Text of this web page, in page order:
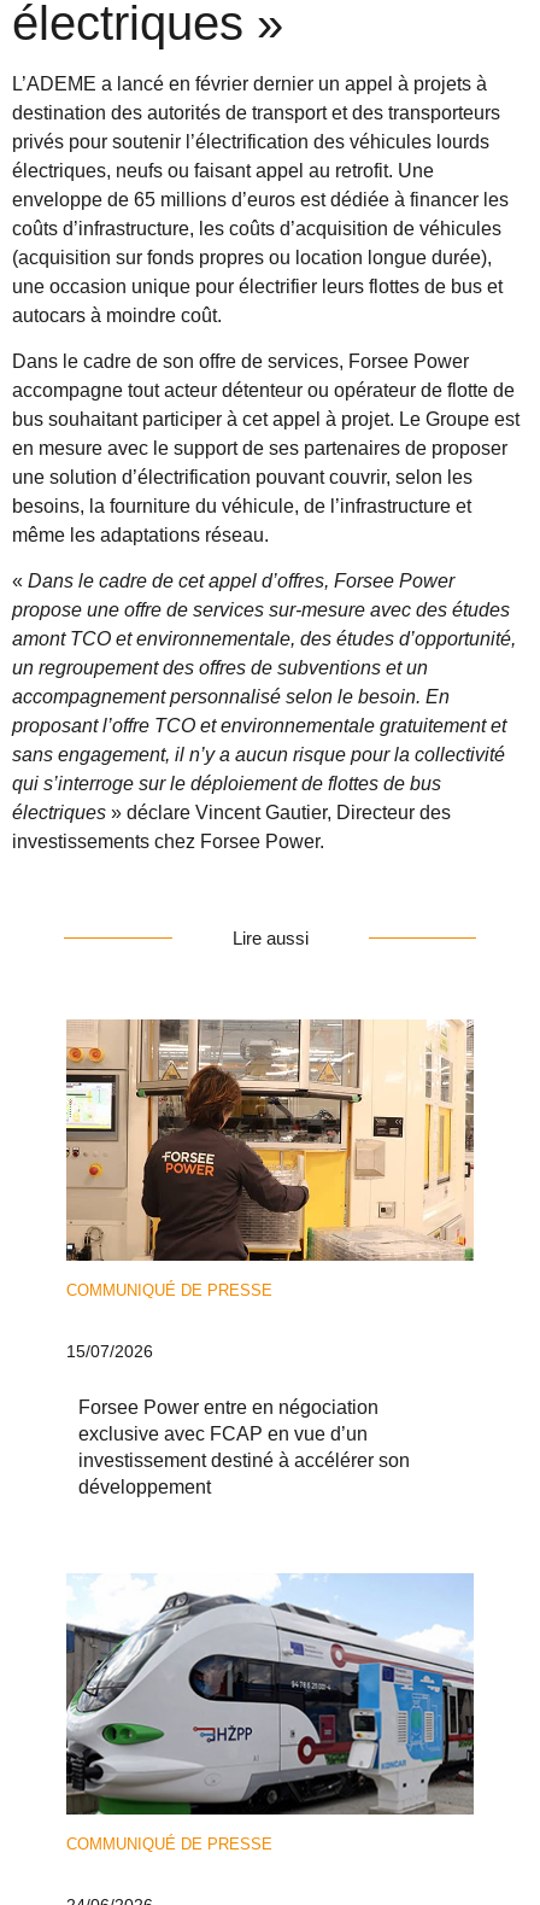
électriques »
L’ADEME a lancé en février dernier un appel à projets à
destination des autorités de transport et des transporteurs
privés pour soutenir l’électrification des véhicules lourds
électriques, neufs ou faisant appel au retrofit. Une
enveloppe de 65 millions d’euros est dédiée à financer les
coûts d’infrastructure, les coûts d’acquisition de véhicules
(acquisition sur fonds propres ou location longue durée),
une occasion unique pour électrifier leurs flottes de bus et
autocars à moindre coût.
Dans le cadre de son offre de services, Forsee Power
accompagne tout acteur détenteur ou opérateur de flotte de
bus souhaitant participer à cet appel à projet. Le Groupe est
en mesure avec le support de ses partenaires de proposer
une solution d’électrification pouvant couvrir, selon les
besoins, la fourniture du véhicule, de l’infrastructure et
même les adaptations réseau.
« Dans le cadre de cet appel d’offres, Forsee Power
propose une offre de services sur-mesure avec des études
amont TCO et environnementale, des études d’opportunité,
un regroupement des offres de subventions et un
accompagnement personnalisé selon le besoin. En
proposant l’offre TCO et environnementale gratuitement et
sans engagement, il n’y a aucun risque pour la collectivité
qui s’interroge sur le déploiement de flottes de bus
électriques » déclare Vincent Gautier, Directeur des
investissements chez Forsee Power.
Lire aussi
COMMUNIQUÉ DE PRESSE
15/07/2026
Forsee Power entre en négociation
exclusive avec FCAP en vue d’un
investissement destiné à accélérer son
développement
COMMUNIQUÉ DE PRESSE